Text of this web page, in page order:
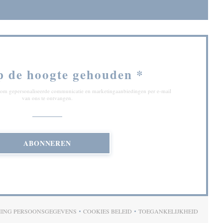
de hoogte gehouden *
gepersonaliseerde communicatie en marketingaanbiedingen per e-mail
van ons te ontvangen.
ABONNEREN
PERSOONSGEGEVENS
((OPENT IN EEN NIEUW VENSTER))
COOKIES BELEID
((OPENT IN EEN NIEUW VENSTER))
TOEGANKELIJKHEID
((OPENT IN EEN